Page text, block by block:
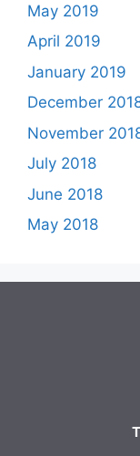
May 2019
April 2019
January 2019
December
November
July 2018
June 2018
May 2018